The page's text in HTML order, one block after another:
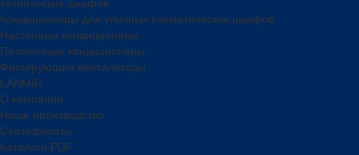
технических шкафов
Кондиционеры для уличных климатических шкафов
Настенные кондиционеры
Потолочные кондиционеры
Фильтрующие вентиляторы
LANMIR
О компании
Наше производство
Сертификаты
Каталоги PDF